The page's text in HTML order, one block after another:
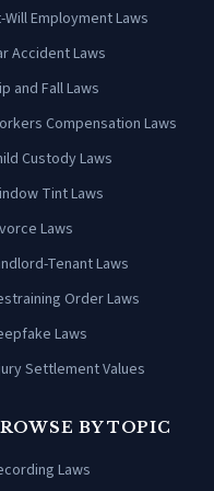
Will Employment Laws
Accident Laws
and Fall Laws
Compensation Laws
Custody Laws
Tint Laws
Laws
Tenant Laws
Order Laws
Laws
Settlement Values
BY TOPIC
Laws